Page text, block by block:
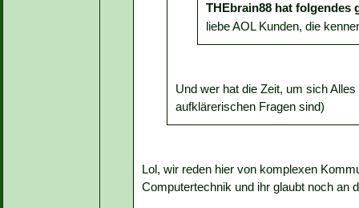
THEbrain88 hat folgendes
liebe AOL Kunden, die
Und wer hat die Zeit, um sich
aufklärerischen Fragen sind)
Lol, wir reden hier von komplexen
Computertechnik und ihr glaubt noch an